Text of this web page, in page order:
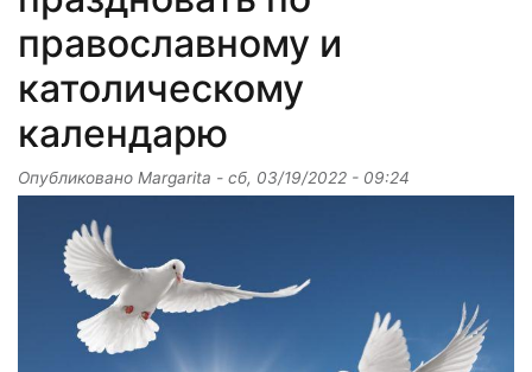
православному и
католическому
календарю
Опубликовано Margarita - сб, 03/19/2022 - 09:24